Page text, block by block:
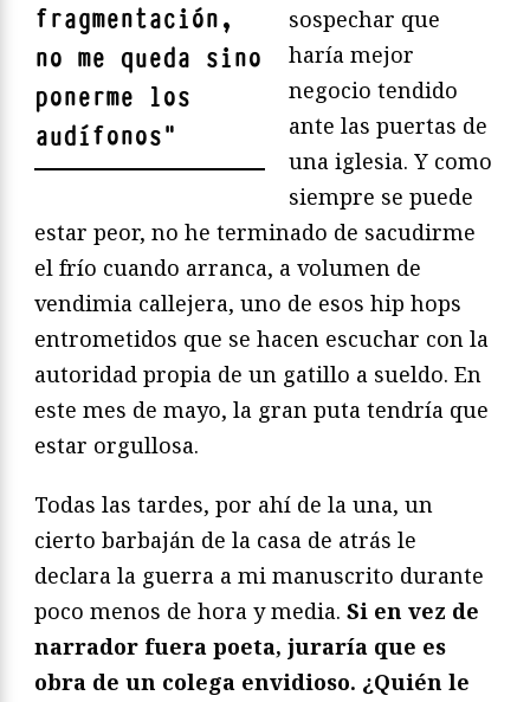
fragmentación,
no me queda sino
ponerme los
audífonos"
sospechar que
haría mejor
negocio tendido
ante las puertas de
una iglesia. Y como
siempre se puede
estar peor, no he terminado de sacudirme
el frío cuando arranca, a volumen de
vendimia callejera, uno de esos hip hops
entrometidos que se hacen escuchar con la
autoridad propia de un gatillo a sueldo. En
este mes de mayo, la gran puta tendría que
estar orgullosa.
Todas las tardes, por ahí de la una, un
cierto barbaján de la casa de atrás le
declara la guerra a mi manuscrito durante
poco menos de hora y media. Si en vez de
narrador fuera poeta, juraría que es
obra de un colega envidioso. ¿Quién le